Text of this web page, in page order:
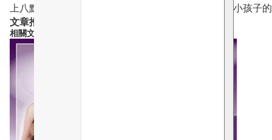
上八點的補習和興趣班的單向學習來謀殺思維，抹煞小孩子
文章推薦產品
相關文章